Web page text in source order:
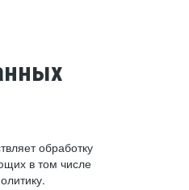
обработку
в том числе